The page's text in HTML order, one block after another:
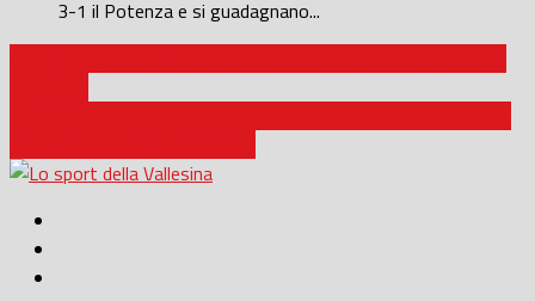
3-1 il Potenza e si guadagnano...